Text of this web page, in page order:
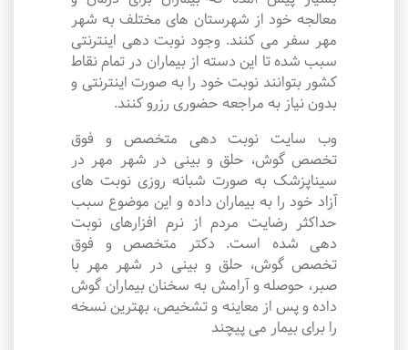
معالجه خود از شهرستان های مختلف به شهر
مهر سفر می کنند. وجود نوبت دهی اینترنتی
سبب شده تا این دسته از بیماران در تمام نقاط
کشور بتوانند نوبت خود را به صورت اینترنتی و
بدون نیاز به مراجعه حضوری رزرو کنند.
وب سایت نوبت دهی متخصص و فوق
تخصص گوش، حلق و بینی در شهر مهر در
سیناپزشک به صورت شبانه روزی نوبت های
آزاد خود را به بیماران داده و این موضوع سبب
حداکثر رضایت مردم از نرم افزارهای نوبت
دهی شده است. دکتر متخصص و فوق
تخصص گوش، حلق و بینی در شهر مهر با
صبر، حوصله و آرامش به سخنان بیماران گوش
داده و پس از معاینه و تشخیص، بهترین نسخه
را برای بیمار می پیچند